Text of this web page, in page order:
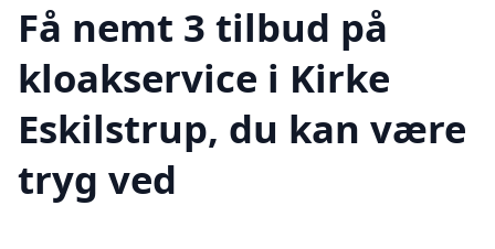
Få nemt 3 tilbud på
kloakservice i Kirke
Eskilstrup, du kan være
tryg ved